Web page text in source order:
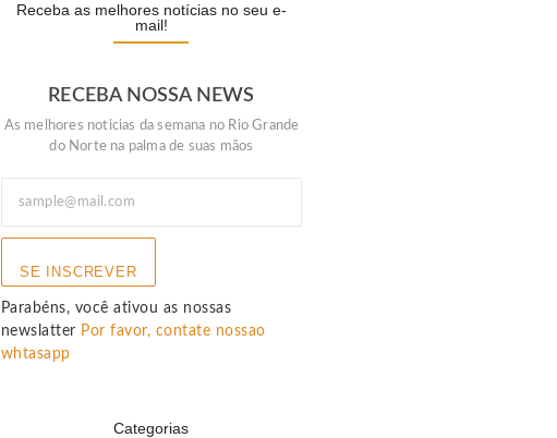
Receba as melhores notícias no seu e-
mail!
RECEBA NOSSA NEWS
As melhores noticias da semana no Rio Grande
do Norte na palma de suas mãos
SE INSCREVER
Parabéns, você ativou as nossas
newslatter Por favor, contate nossao
whtasapp
Categorias